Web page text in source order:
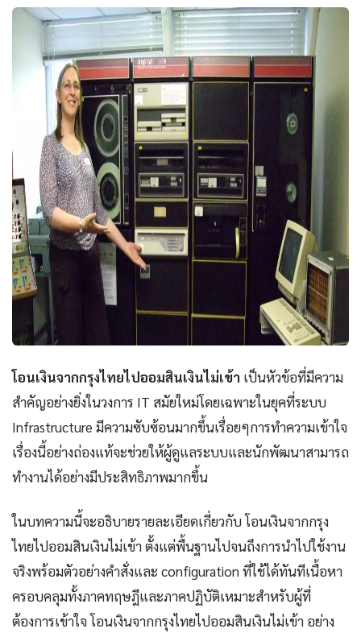
โอนเงินจากกรุงไทยไปออมสินเงินไม่เข้า เป็นหัวข้อที่มีความ
สำคัญอย่างยิ่งในวงการ IT สมัยใหม่โดยเฉพาะในยุคที่ระบบ
Infrastructure มีความซับซ้อนมากขึ้นเรื่อยๆการทำความเข้าใจ
เรื่องนี้อย่างถ่องแท้จะช่วยให้ผู้ดูแลระบบและนักพัฒนาสามารถ
ทำงานได้อย่างมีประสิทธิภาพมากขึ้น
ในบทความนี้จะอธิบายรายละเอียดเกี่ยวกับ โอนเงินจากกรุง
ไทยไปออมสินเงินไม่เข้า ตั้งแต่พื้นฐานไปจนถึงการนำไปใช้งาน
จริงพร้อมตัวอย่างคำสั่งและ configuration ที่ใช้ได้ทันทีเนื้อหา
ครอบคลุมทั้งภาคทฤษฎีและภาคปฏิบัติเหมาะสำหรับผู้ที่
ต้องการเข้าใจ โอนเงินจากกรุงไทยไปออมสินเงินไม่เข้า อย่าง